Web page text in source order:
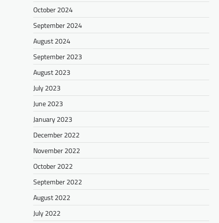
October 2024
September 2024
August 2024
September 2023
August 2023
July 2023
June 2023
January 2023
December 2022
November 2022
October 2022
September 2022
August 2022
July 2022